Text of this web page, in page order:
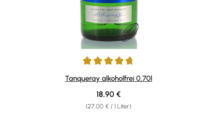
Durchschnittliche Bewertung von 4.63 von 5 Sternen
Tanqueray alkoholfrei 0,70l
(27,00 € / 1 Liter)
Regulärer Preis:
18,90 €